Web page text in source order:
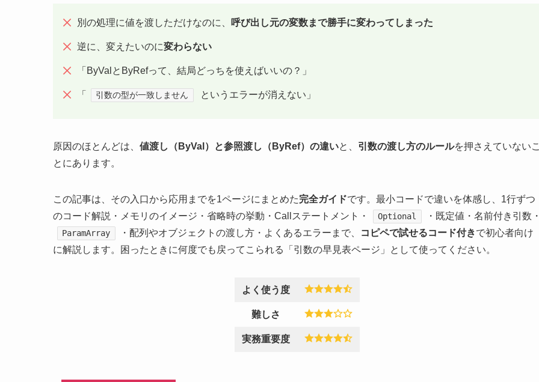
別の処理に値を渡しただけなのに、 呼び出し元の変数まで勝手に変わってしまった
逆に、変えたいのに変わらない
「ByValとByRefって、結局どっちを使えばいいの？」
「 引数の型が一致しません というエラーが消えない」
原因のほとんどは、 値渡し（ByVal）と参照渡し（ByRef）の違いと、 引数の渡し方のルールを押さえていないこ
とにあります。
この記事は、その入口から応用までを1ページにまとめた完全ガイドです。最小コードで違いを体感し、1行ずつ
のコード解説・メモリのイメージ・省略時の挙動・Callステートメント・
Optional ・既定値・名前付き引数・
ParamArray ・配列やオブジェクトの渡し方・よくあるエラーまで、 コピペで試せるコード付きで初心者向け
に解説します。困ったときに何度でも戻ってこられる「引数の早見表ページ」として使ってください。
よく使う度
難しさ
実務重要度